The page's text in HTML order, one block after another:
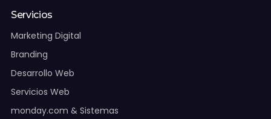
Soporte: WhatsApp Soporte
Chihuahua:+52 (614) 474 10 00
Servicios
Marketing Digital
Branding
Desarrollo Web
Servicios Web
monday.com & Sistemas